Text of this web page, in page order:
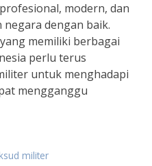
modern, dan
negara dengan baik.
memiliki berbagai
perlu terus
untuk menghadapi
mengganggu
militer